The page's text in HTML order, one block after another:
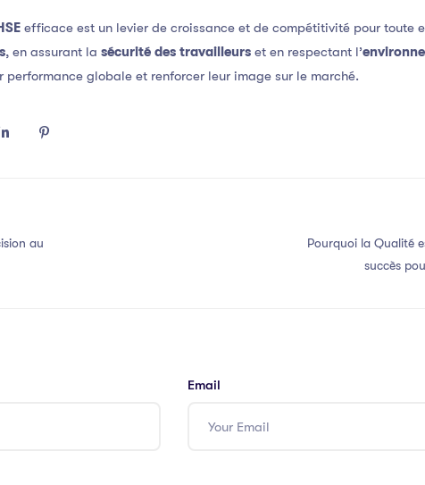
efficace est un levier de croissance et de compétitivité pour toute
, en assurant la sécurité des travailleurs et en respectant l’
globale et renforcer leur image sur le marché.
au
Pourquoi la Qualité
succès
Email